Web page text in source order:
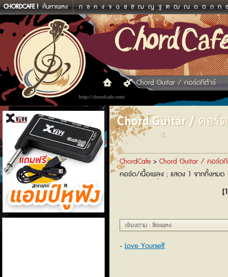
CHORDCAFE ค้นหาเพลง ก ข ค ง จ ฉ ช ซ ฌ ญ ฐ ฑ ฒ ณ ด ต ถ ท
http://chordcafe.com/
Chord Guitar / คอร์ดกีต้าร์
แอมป์หูฟัง
Chord Guitar / คอร์
ChordCafe > Chord Guitar / คอร์ด
คอร์ด/เนื้อเพลง : แสดง 1 จากทั้งหมด
เรียงตาม : ชื่อเพลง
Love Yourself